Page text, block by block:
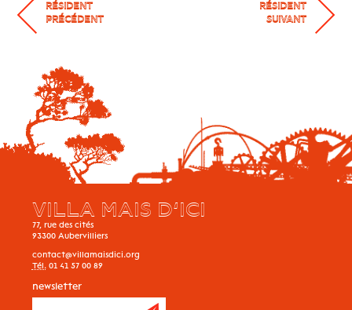
RÉSIDENT
PRÉCÉDENT
RÉSIDENT
SUIVANT
newsletter
VILLA MAIS D’ICI
77, rue des cités
93300 Aubervilliers
contact@villamaisdici.org
Tél. 01 41 57 00 89